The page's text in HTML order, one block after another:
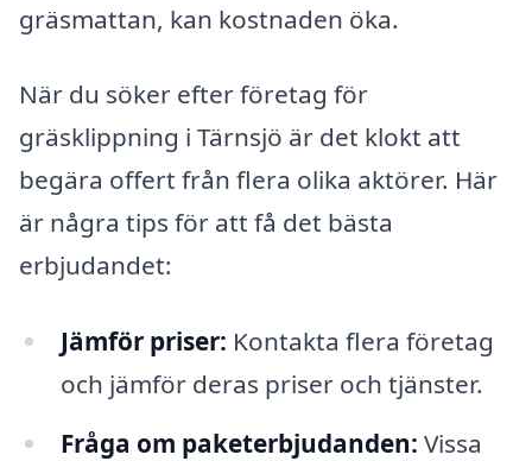
gräsmattan, kan kostnaden öka.
När du söker efter företag för
gräsklippning i Tärnsjö är det klokt att
begära offert från flera olika aktörer. Här
är några tips för att få det bästa
erbjudandet:
Jämför priser: Kontakta flera företag
och jämför deras priser och tjänster.
Fråga om paketerbjudanden: Vissa